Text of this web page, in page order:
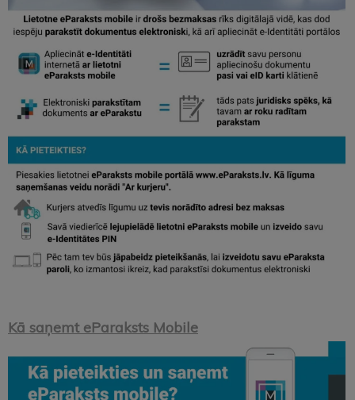
Kā saņemt eParaksts Mobile